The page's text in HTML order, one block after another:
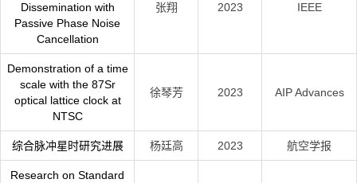
Dissemination with
Passive Phase Noise
Cancellation
张翔 2023 IEEE
Demonstration of a time
scale with the 87Sr
optical lattice clock at
NTSC
徐琴芳 2023 AIP Advances
综合脉冲星时研究进展 杨廷高 2023 航空学报
Research on Standard